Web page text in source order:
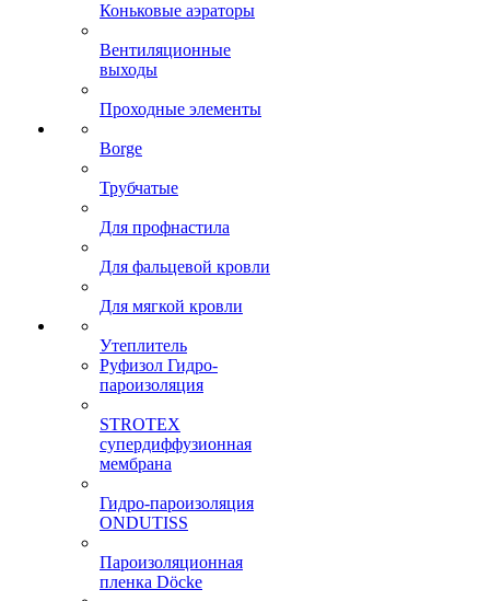
Коньковые аэраторы
Вентиляционные
выходы
Проходные элементы
Borge
Трубчатые
Для профнастила
Для фальцевой кровли
Для мягкой кровли
Утеплитель
Руфизол Гидро-
пароизоляция
STROTEX
супердиффузионная
мембрана
Гидро-пароизоляция
ONDUTISS
Пароизоляционная
пленка Döcke